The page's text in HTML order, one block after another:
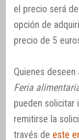
el precio será
opción de
precio de 5
Quienes
Feria
pueden solicitar
remitirse la
través de este